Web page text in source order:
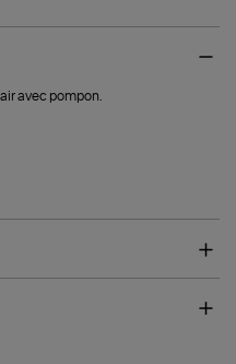
avec pompon.